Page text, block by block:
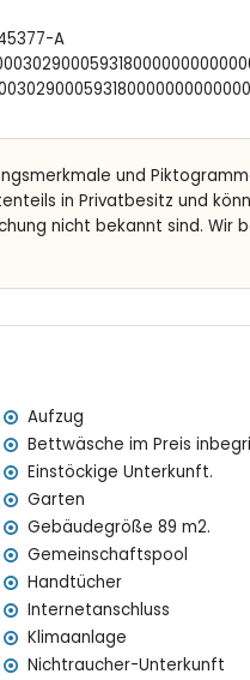
vom Apartment)
100 Kilometern vom
Kilometer)
von 50 Metern
über einen Aufzug.
des Apartments
in Calpe, Costa Blanca
A
und
in Privatbesitz und
nicht bekannt sind. Wir
Aufzug
Bettwäsche im Preis
Einstöckige Unterkunft.
Garten
Gebäudegröße 89 m2.
Gemeinschaftspool
Handtücher
Internetanschluss
Klimaanlage
Nichtraucher-Unterkunft